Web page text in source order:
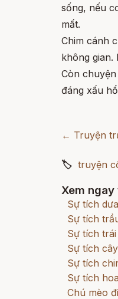
sống, nếu
mất.
Chim cánh
không gian.
Còn
đáng xấu
← Truyện
🏷 truyện
Xem
Sự tích
Sự tích
Sự tích
Sự tích
Sự tích
Sự tích
Chú mèo